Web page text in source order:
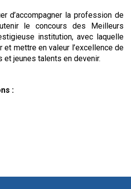
d’accompagner la profession de
le concours des Meilleurs
institution, avec laquelle
mettre en valeur l’excellence de
jeunes talents en devenir.
: